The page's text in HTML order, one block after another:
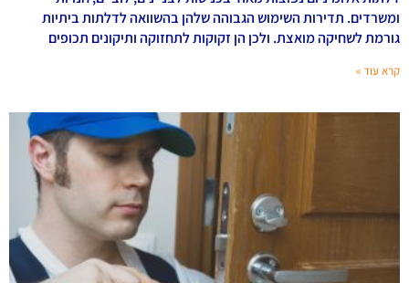
ומשרדים. תדירות השימוש הגבוהה שלהן בהשוואה לדלתות ביתיות
גורמת לשחיקה מואצת. ולכן הן זקוקות לתחזוקה ותיקונים תכופים
קרא עוד »